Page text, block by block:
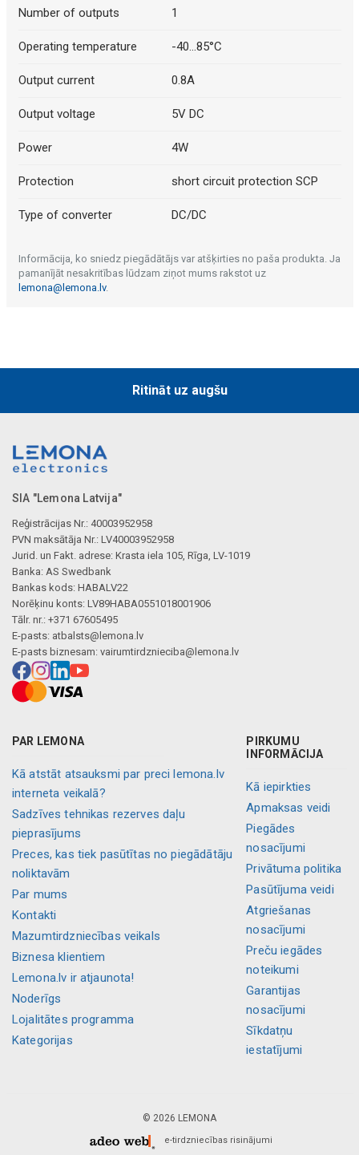
Number of outputs 1
Operating temperature -40...85°C
Output current 0.8A
Output voltage 5V DC
Power 4W
Protection short circuit protection SCP
Type of converter DC/DC
Informācija, ko sniedz piegādātājs var atšķirties no paša produkta. Ja
pamanījāt nesakritības lūdzam ziņot mums rakstot uz
lemona@lemona.lv.
Ritināt uz augšu
SIA "Lemona Latvija"
Reģistrācijas Nr.: 40003952958
PVN maksātāja Nr.: LV40003952958
Jurid. un Fakt. adrese: Krasta iela 105, Rīga, LV-1019
Banka: AS Swedbank
Bankas kods: HABALV22
Norēķinu konts: LV89HABA0551018001906
Tālr. nr.: +371 67605495
E-pasts: atbalsts@lemona.lv
E-pasts biznesam: vairumtirdznieciba@lemona.lv
PAR LEMONA
Kā atstāt atsauksmi par preci lemona.lv
interneta veikalā?
Sadzīves tehnikas rezerves daļu
pieprasījums
Preces, kas tiek pasūtītas no piegādātāju
noliktavām
Par mums
Kontakti
Mazumtirdzniecības veikals
Biznesa klientiem
Lemona.lv ir atjaunota!
Noderīgs
Lojalitātes programma
Kategorijas
PIRKUMU
INFORMĀCIJA
Kā iepirkties
Apmaksas veidi
Piegādes
nosacījumi
Privātuma politika
Pasūtījuma veidi
Atgriešanas
nosacījumi
Preču iegādes
noteikumi
Garantijas
nosacījumi
Sīkdatņu
iestatījumi
© 2026 LEMONA
e-tirdzniecības risinājumi